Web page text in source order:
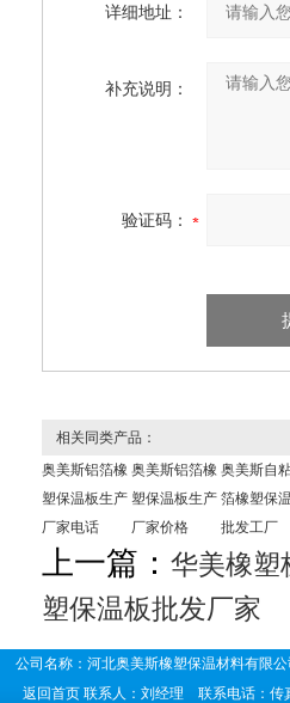
详细地址：
补充说明：
验证码：
相关同类产品：
奥美斯铝箔橡
塑保温板生产
厂家电话
奥美斯铝箔橡
塑保温板生产
厂家价格
奥美斯自
箔橡塑保
批发工厂
上一篇： 华美橡塑
塑保温板批发厂家
公司名称：河北奥美斯橡塑保温材料有
返回首页 联系人：刘经理 联系电话：